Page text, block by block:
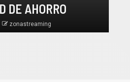
PATRIMONIO
DE AHORRO
DE AHORRO
zonastreaming